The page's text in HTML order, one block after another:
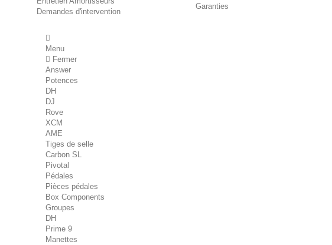
Demandes d'intervention
Garanties
Menu
Fermer
Answer
Potences
DH
DJ
Rove
XCM
AME
Tiges de selle
Carbon SL
Pivotal
Pédales
Pièces pédales
Box Components
Groupes
DH
Prime 9
Manettes